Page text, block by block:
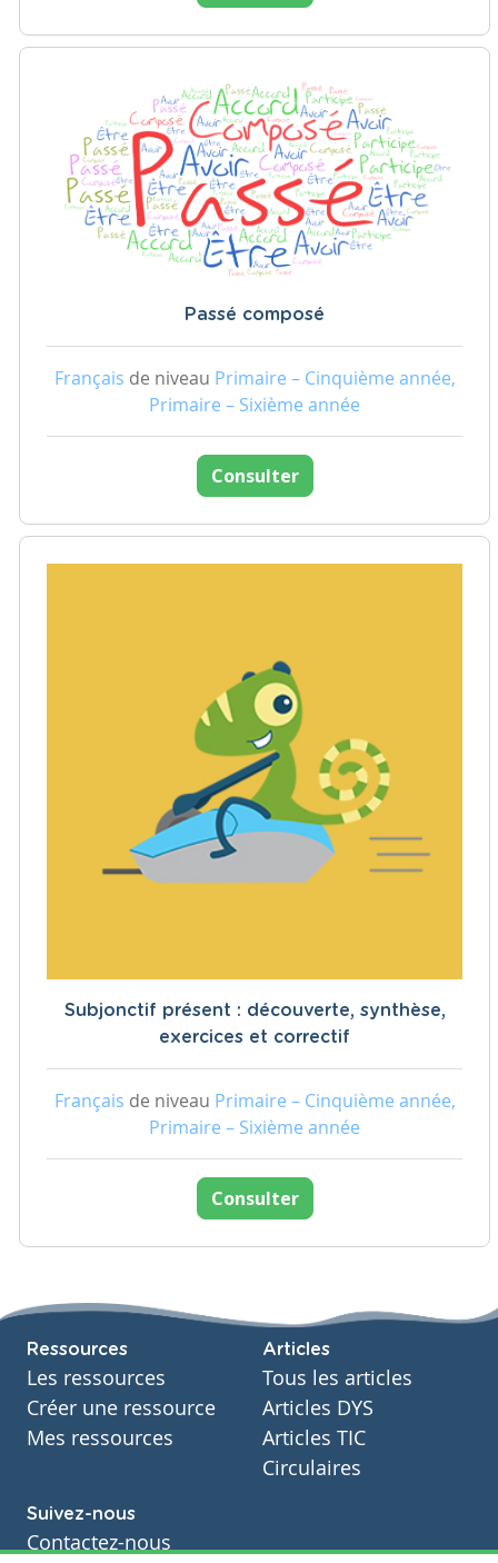
Passé composé
Français de niveau Primaire – Cinquième année,
Primaire – Sixième année
Consulter
Subjonctif présent : découverte, synthèse,
exercices et correctif
Français de niveau Primaire – Cinquième année,
Primaire – Sixième année
Consulter
Ressources
Les ressources
Créer une ressource
Mes ressources
Articles
Tous les articles
Articles DYS
Articles TIC
Circulaires
Suivez-nous
Contactez-nous